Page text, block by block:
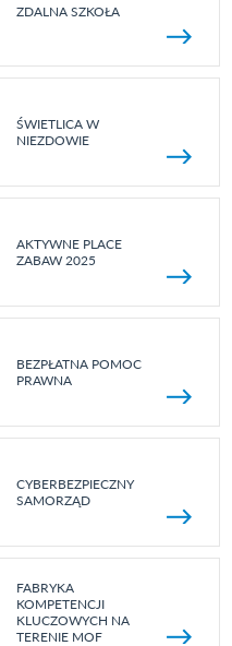
ZDALNA SZKOŁA
ŚWIETLICA W
NIEZDOWIE
AKTYWNE PLACE
ZABAW 2025
BEZPŁATNA POMOC
PRAWNA
CYBERBEZPIECZNY
SAMORZĄD
FABRYKA
KOMPETENCJI
KLUCZOWYCH NA
TERENIE MOF